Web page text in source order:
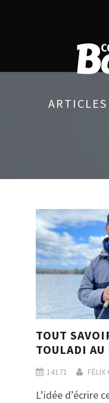
ARTICLES
TOUT
TOULADI
14171 FÉLIX
L’idée d’écrire